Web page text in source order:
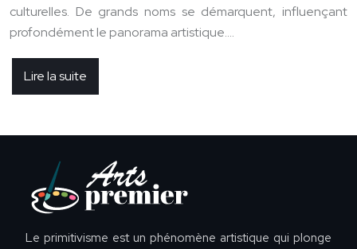
culturelles. De grands noms se démarquent, influençant
profondément le panorama artistique….
Lire la suite
Le primitivisme est un phénomène artistique qui plonge